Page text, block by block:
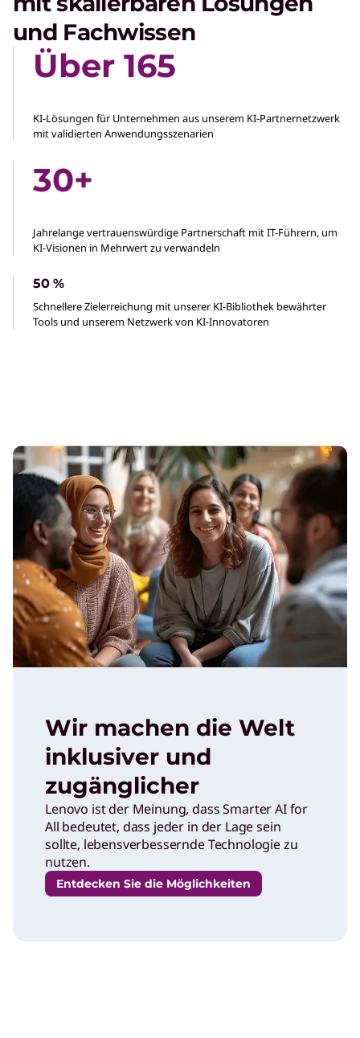
bereit.
Video abspielen
KI-PCs
Entfalten Sie eine beeindruckende Leistung, die
Gehen Sie Anwendungsszenarien für KI im
Unternehmen mit agentischer KI an.
und Fachwissen
Über 165
KI-Lösungen für Unternehmen aus unserem KI-Partnernetzwerk
mit validierten Anwendungsszenarien
30+
Jahrelange vertrauenswürdige Partnerschaft mit IT-Führern, um
KI-Visionen in Mehrwert zu verwandeln
50 %
Schnellere Zielerreichung mit unserer KI-Bibliothek bewährter
Tools und unserem Netzwerk von KI-Innovatoren
Wir machen die Welt
inklusiver und
zugänglicher
Lenovo ist der Meinung, dass Smarter AI for
All bedeutet, dass jeder in der Lage sein
sollte, lebensverbessernde Technologie zu
nutzen.
Entdecken Sie die Möglichkeiten